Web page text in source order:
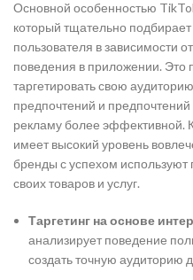
Основной особенностью
который тщательно подбирает
пользователя в зависимости
поведения в приложении. Это
таргетировать свою
предпочтений и
рекламу более эффективной.
имеет высокий уровень
бренды с успехом
своих товаров и услуг.
Таргетинг на основе
анализирует поведение
создать точную аудиторию